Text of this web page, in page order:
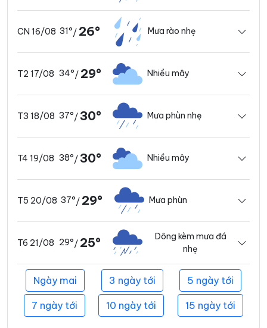
CN 16/08 31°/ 26° Mưa rào nhẹ
T2 17/08 34°/ 29° Nhiều mây
T3 18/08 37°/30° Mưa phùn nhẹ
T4 19/08 38°/30° Nhiều mây
T5 20/08 37°/ 29° Mưa phùn
T6 21/08 29°/ 25°
Dông kèm mưa đá
nhẹ
Ngày mai 3 ngày tới 5 ngày tới
7 ngày tới 10 ngày tới 15 ngày tới